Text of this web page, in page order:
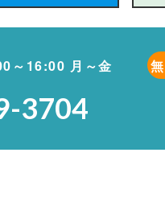
～16:00 月～金
3704